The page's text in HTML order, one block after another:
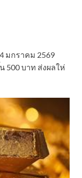
มกราคม 2569
500 บาท ส่งผลให่